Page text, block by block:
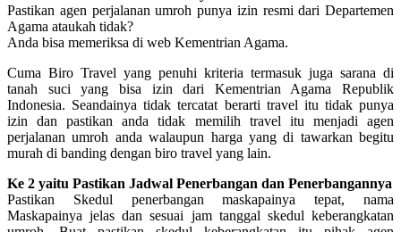
Pastikan agen perjalanan umroh punya izin resmi dari Departemen
Agama ataukah tidak?
Anda bisa memeriksa di web Kementrian Agama.
Cuma Biro Travel yang penuhi kriteria termasuk juga sarana di
tanah suci yang bisa izin dari Kementrian Agama Republik
Indonesia. Seandainya tidak tercatat berarti travel itu tidak punya
izin dan pastikan anda tidak memilih travel itu menjadi agen
perjalanan umroh anda walaupun harga yang di tawarkan begitu
murah di banding dengan biro travel yang lain.
Ke 2 yaitu Pastikan Jadwal Penerbangan dan Penerbangannya
Pastikan Skedul penerbangan maskapainya tepat, nama
Maskapainya jelas dan sesuai jam tanggal skedul keberangkatan